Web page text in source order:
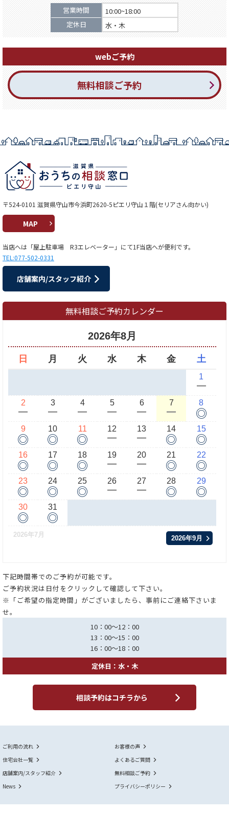
営業時間
10:00~18:00
定休日
水・木
webご予約
無料相談ご予約
〒524-0101 滋賀県守山市今浜町2620-5ピエリ守山１階(セリアさん向かい)
MAP
当店へは「屋上駐車場 R3エレベーター」にて1F当店へが便利です。
TEL:077-502-0331
店舗案内/スタッフ紹介
無料相談ご予約カレンダー
2026年8月
日 月 火 水 木 金 土
1
ー
2
ー
3
ー
4
ー
5
ー
6
ー
7
ー
8
◎
9
◎
10
◎
11
◎
12
ー
13
ー
14
◎
15
◎
16
◎
17
◎
18
◎
19
ー
20
ー
21
◎
22
◎
23
◎
24
◎
25
◎
26
ー
27
ー
28
◎
29
◎
30
◎
31
◎
2026年7月 2026年9月
下記時間帯でのご予約が可能です。
ご予約状況は日付をクリックして確認して下さい。
※「ご希望の指定時間」がございましたら、事前にご連絡下さいま
せ。
10：00～12：00
13：00～15：00
16：00～18：00
定休日：水・木
相談予約はコチラから
ご利用の流れ
お客様の声
住宅会社一覧
よくあるご質問
店舗案内/スタッフ紹介
無料相談ご予約
News
プライバシーポリシー